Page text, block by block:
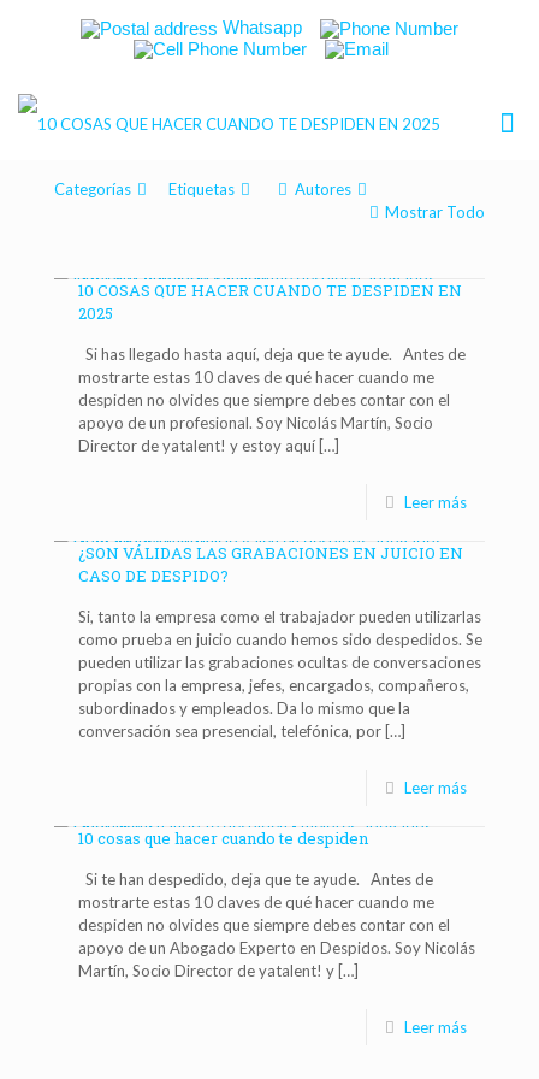
Whatsapp
Categorías Etiquetas
Autores
Mostrar Todo
10 COSAS QUE HACER CUANDO TE DESPIDEN EN
2025
Si has llegado hasta aquí, deja que te ayude. Antes de
mostrarte estas 10 claves de qué hacer cuando me
despiden no olvides que siempre debes contar con el
apoyo de un profesional. Soy Nicolás Martín, Socio
Director de yatalent! y estoy aquí[…]
Leer más
¿SON VÁLIDAS LAS GRABACIONES EN JUICIO EN
CASO DE DESPIDO?
Si, tanto la empresa como el trabajador pueden utilizarlas
como prueba en juicio cuando hemos sido despedidos. Se
pueden utilizar las grabaciones ocultas de conversaciones
propias con la empresa, jefes, encargados, compañeros,
subordinados y empleados. Da lo mismo que la
conversación sea presencial, telefónica, por[…]
Leer más
10 cosas que hacer cuando te despiden
Si te han despedido, deja que te ayude. Antes de
mostrarte estas 10 claves de qué hacer cuando me
despiden no olvides que siempre debes contar con el
apoyo de un Abogado Experto en Despidos. Soy Nicolás
Martín, Socio Director de yatalent! y[…]
Leer más